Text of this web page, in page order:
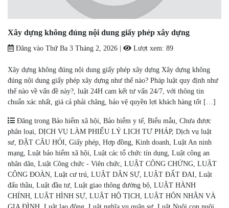
Xây dựng không đúng nội dung giấy phép xây dựng
Đăng vào Thứ Ba 3 Tháng 2, 2026 Lượt xem: 89
Xây dựng không đúng nội dung giấy phép xây dựng Xây dựng không
đúng nội dung giấy phép xây dựng như thế nào? Pháp luật quy định như
thế nào về vấn đề này?, luật 24H cam kết tư vấn 24/7, với thông tin
chuẩn xác nhất, giá cả phải chăng, bảo vệ quyền lợi khách hàng tốt […]
Đăng trong Bảo hiểm xã hội, Bảo hiểm y tế, Biểu mẫu, Chưa được
phân loại, DỊCH VỤ LÀM PHIẾU LÝ LỊCH TƯ PHÁP, Dịch vụ luật
sư, ĐẶT CÂU HỎI, Giấy phép, Hợp đồng, Kinh doanh, Luật An ninh
mạng, Luật bảo hiểm xã hội, Luật các tổ chức tín dụng, Luật công an
nhân dân, Luật Công chức - Viên chức, LUẬT CÔNG CHỨNG, LUẬT
CÔNG ĐOÀN, Luật cư trú, LUẬT DÂN SỰ, LUẬT ĐẤT ĐAI, Luật
đấu thầu, Luật đầu tư, Luật giao thông đường bộ, LUẬT HÀNH
CHÍNH, LUẬT HÌNH SỰ, LUẬT HỘ TỊCH, LUẬT HÔN NHÂN VÀ